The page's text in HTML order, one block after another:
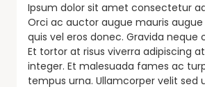
Ipsum dolor sit amet consectetur
Orci ac auctor augue mauris augue
quis vel eros donec. Gravida neque
Et tortor at risus viverra adipiscing
integer. Et malesuada fames ac
tempus urna. Ullamcorper velit sed